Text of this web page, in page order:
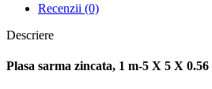
Recenzii (0)
Descriere
Plasa sarma zincata, 1 m-5 X 5 X 0.56